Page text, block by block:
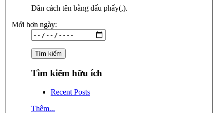
Dãn cách tên bằng dấu phẩy(,).
Mới hơn ngày:
Tìm kiếm hữu ích
Recent Posts
Thêm...